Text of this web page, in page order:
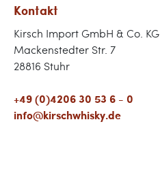
Kontakt
Kirsch Import GmbH & Co. KG
Mackenstedter Str. 7
28816 Stuhr
+49 (0)4206 30 53 6 - 0
info@kirschwhisky.de